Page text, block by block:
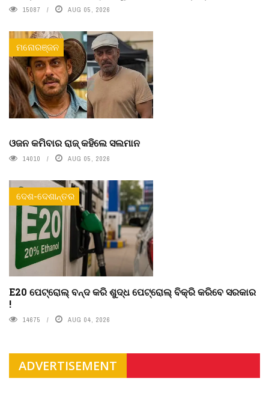
15087 AUG 05, 2026
ମନୋରଞ୍ଜନ
ଓଜନ କମିବାର ରାଜ୍ କହିଲେ ସଲମାନ
14010 AUG 05, 2026
ଦେଶ-ଦେଶାନ୍ତର
E20 ପେଟ୍ରୋଲ୍ ବନ୍ଦ କରି ଶୁଦ୍ଧ ପେଟ୍ରୋଲ୍ ବିକ୍ରି କରିବେ ସରକାର
!
14675 AUG 04, 2026
ADVERTISEMENT